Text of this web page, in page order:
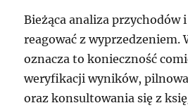
Bieżąca analiza przychodów
reagować z wyprzedzeniem.
oznacza to konieczność
weryfikacji wyników,
oraz konsultowania się z